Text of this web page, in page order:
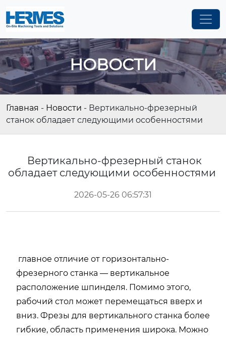
НОВОСТИ
Главная - Новости - Вертикально-фрезерный
станок обладает следующими особенностями
Вертикально-фрезерный станок
обладает следующими особенностями
2026-05-26 06:57:31
главное отличие от горизонтально-
фрезерного станка — вертикальное
расположение шпинделя. Помимо этого,
рабочий стол может перемещаться вверх и
вниз. Фрезы для вертикального станка более
гибкие, область применения широка. Можно